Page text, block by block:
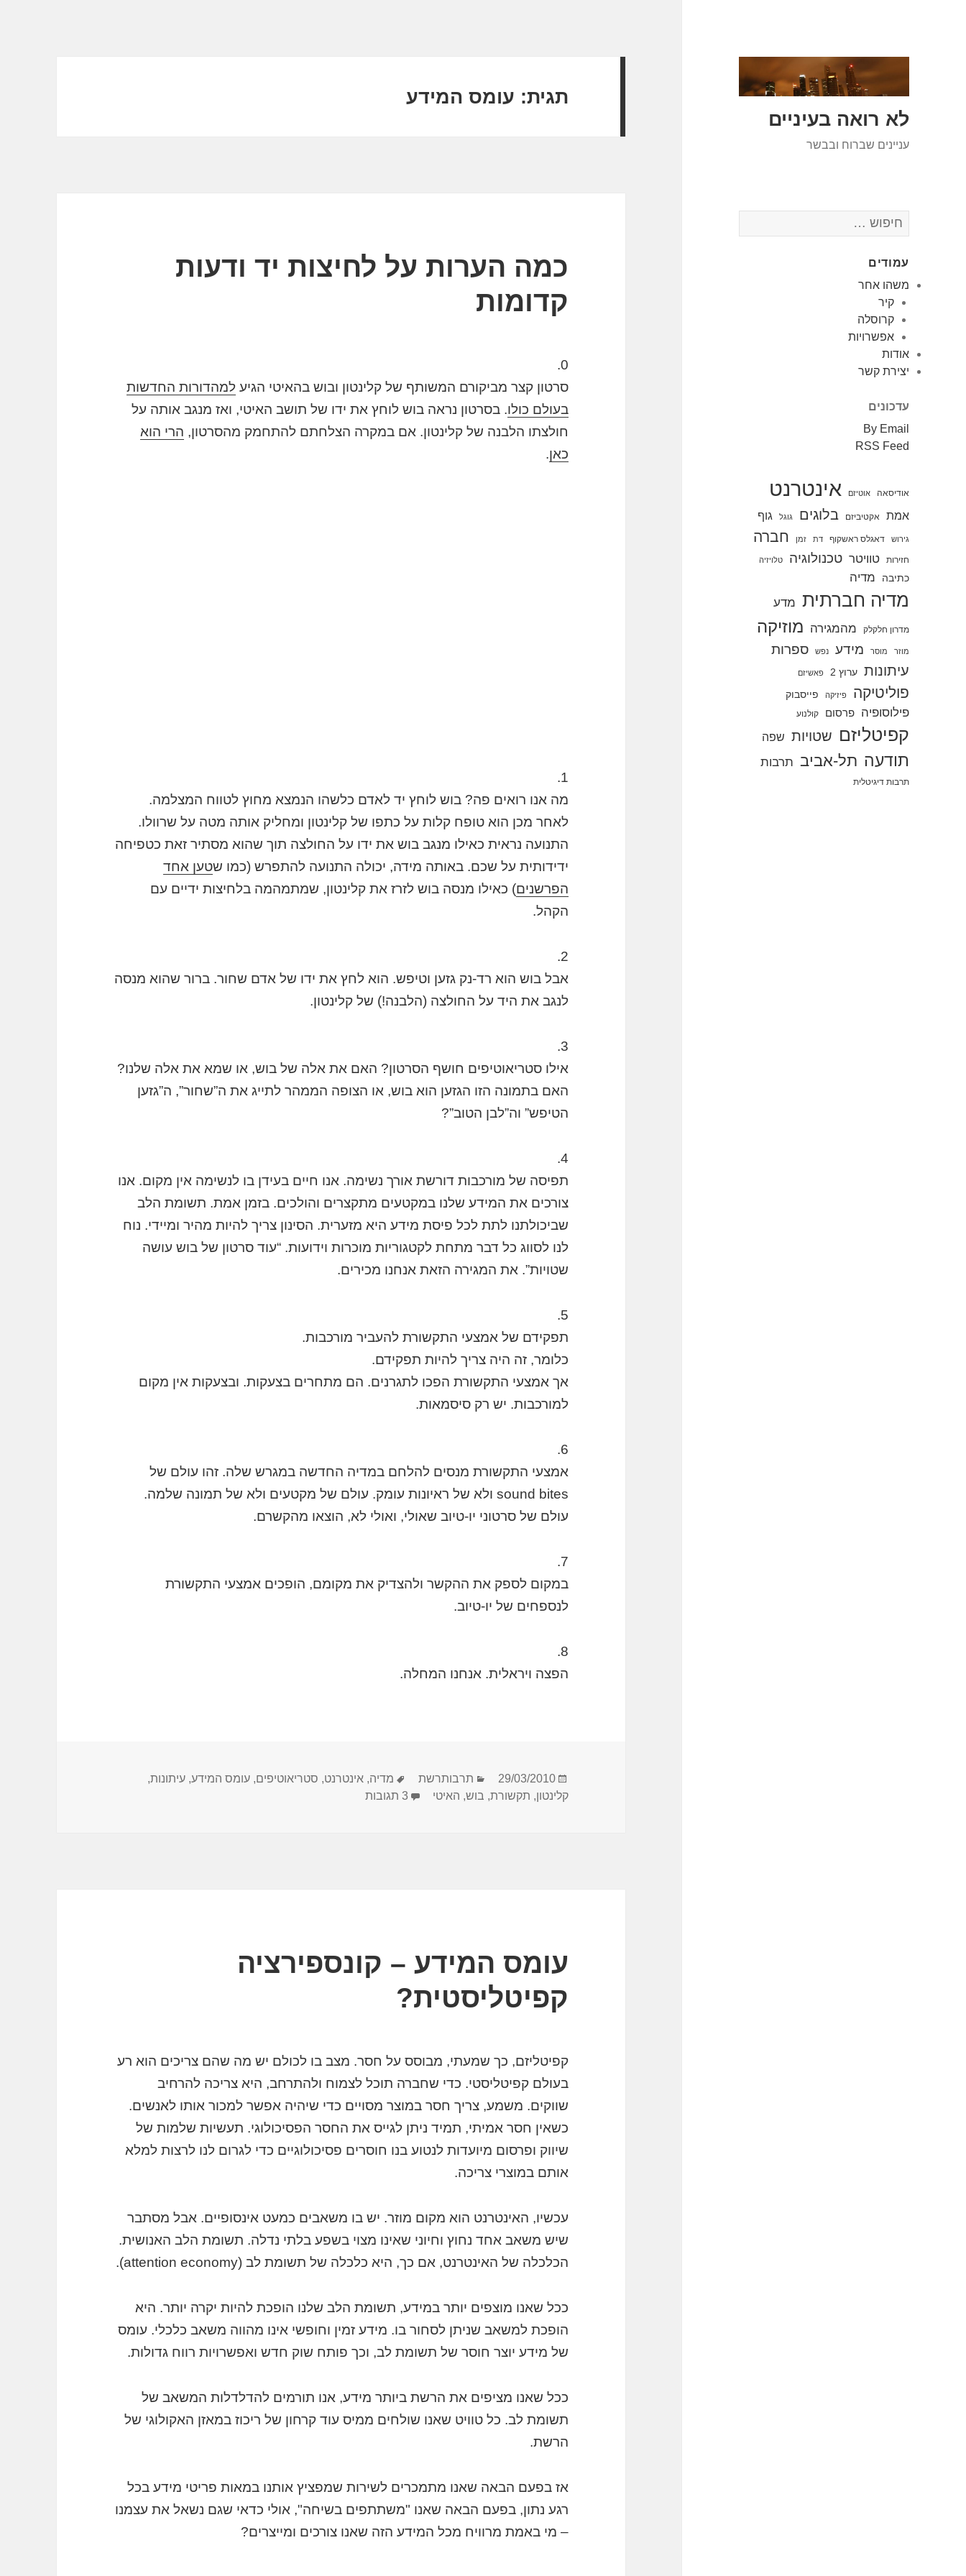
לא רואה בעיניים
עניינים שברוח ובבשר
חיפוש:
עמודים
משהו אחר
קיר
קרוסלה
אפשרויות
אודות
יצירת קשר
עדכונים
By Email
RSS Feed
אודיסאה אוטיזם אינטרנט
אמת אקטיביזם בלוגים גוגל גוף
גירוש דאגלס ראשקוף דת זמן חברה
חזירות טוויטר טכנולוגיה טלויזיה
כתיבה מדיה
מדיה חברתית מדע
מדרון חלקלק מהמגירה מוזיקה
מוזר מוסר מידע נפש
ספרות
עיתונות ערוץ 2 פאשיזם
פוליטיקה פיזיקה פייסבוק
פילוסופיה פרסום קולנוע
קפיטליזם שטויות שפה
תודעה תל-אביב תרבות
תרבות דיגיטלית
תגית: עומס המידע
כמה הערות על לחיצות יד ודעות
קדומות
0.
סרטון קצר מביקורם המשותף של קלינטון ובוש בהאיטי הגיע למהדורות החדשות
בעולם כולו. בסרטון נראה בוש לוחץ את ידו של תושב האיטי, ואז מנגב אותה על
חולצתו הלבנה של קלינטון. אם במקרה הצלחתם להתחמק מהסרטון, הרי הוא
כאן.
1.
מה אנו רואים פה? בוש לוחץ יד לאדם כלשהו הנמצא מחוץ לטווח המצלמה.
לאחר מכן הוא טופח קלות על כתפו של קלינטון ומחליק אותה מטה על שרוולו.
התנועה נראית כאילו מנגב בוש את ידו על החולצה תוך שהוא מסתיר זאת כטפיחה
ידידותית על שכם. באותה מידה, יכולה התנועה להתפרש (כמו שטען אחד
הפרשנים) כאילו מנסה בוש לזרז את קלינטון, שמתמהמה בלחיצות ידיים עם
הקהל.
2.
אבל בוש הוא רד-נק גזען וטיפש. הוא לחץ את ידו של אדם שחור. ברור שהוא מנסה
לנגב את היד על החולצה (הלבנה!) של קלינטון.
3.
אילו סטריאוטיפים חושף הסרטון? האם את אלה של בוש, או שמא את אלה שלנו?
האם בתמונה הזו הגזען הוא בוש, או הצופה הממהר לתייג את ה”שחור”, ה”גזען
הטיפש” וה”לבן הטוב”?
4.
תפיסה של מורכבות דורשת אורך נשימה. אנו חיים בעידן בו לנשימה אין מקום. אנו
צורכים את המידע שלנו במקטעים מתקצרים והולכים. בזמן אמת. תשומת הלב
שביכולתנו לתת לכל פיסת מידע היא מזערית. הסינון צריך להיות מהיר ומיידי. נוח
לנו לסווג כל דבר מתחת לקטגוריות מוכרות וידועות. “עוד סרטון של בוש עושה
שטויות”. את המגירה הזאת אנחנו מכירים.
5.
תפקידם של אמצעי התקשורת להעביר מורכבות.
כלומר, זה היה צריך להיות תפקידם.
אך אמצעי התקשורת הפכו לתגרנים. הם מתחרים בצעקות. ובצעקות אין מקום
למורכבות. יש רק סיסמאות.
6.
אמצעי התקשורת מנסים להלחם במדיה החדשה במגרש שלה. זהו עולם של
sound bites ולא של ראיונות עומק. עולם של מקטעים ולא של תמונה שלמה.
עולם של סרטוני יו-טיוב שאולי, ואולי לא, הוצאו מהקשרם.
7.
במקום לספק את ההקשר ולהצדיק את מקומם, הופכים אמצעי התקשורת
לנספחים של יו-טיוב.
8.
הפצה ויראלית. אנחנו המחלה.
פורסם
בתאריך
29/03/2010 קטגוריות
תרבותרשת תגיות
מדיה,אינטרנט, סטריאוטיפים,עומס המידע,עיתונות,
קלינטון, תקשורת, בוש, האיטי 3 תגובות על כמה הערות על לחיצות יד ודעות קדומות
עומס המידע – קונספירציה
קפיטליסטית?
קפיטליזם, כך שמעתי, מבוסס על חסר. מצב בו לכולם יש מה שהם צריכים הוא רע
בעולם קפיטליסטי. כדי שחברה תוכל לצמוח ולהתרחב, היא צריכה להרחיב
שווקים. משמע, צריך חסר במוצר מסויים כדי שיהיה אפשר למכור אותו לאנשים.
כשאין חסר אמיתי, תמיד ניתן לגייס את החסר הפסיכולוגי. תעשיות שלמות של
שיווק ופרסום מיועדות לנטוע בנו חוסרים פסיכולוגיים כדי לגרום לנו לרצות למלא
אותם במוצרי צריכה.
עכשיו, האינטרנט הוא מקום מוזר. יש בו משאבים כמעט אינסופיים. אבל מסתבר
שיש משאב אחד נחוץ וחיוני שאינו מצוי בשפע בלתי נדלה. תשומת הלב האנושית.
הכלכלה של האינטרנט, אם כך, היא כלכלה של תשומת לב (attention economy).
ככל שאנו מוצפים יותר במידע, תשומת הלב שלנו הופכת להיות יקרה יותר. היא
הופכת למשאב שניתן לסחור בו. מידע זמין וחופשי אינו מהווה משאב כלכלי. עומס
של מידע יוצר חוסר של תשומת לב, וכך פותח שוק חדש ואפשרויות רווח גדולות.
ככל שאנו מציפים את הרשת ביותר מידע, אנו תורמים להדלדלות המשאב של
תשומת לב. כל טוויט שאנו שולחים ממיס עוד קרחון של ריכוז במאזן האקולוגי של
הרשת.
אז בפעם הבאה שאנו מתמכרים לשירות שמפציץ אותנו במאות פריטי מידע בכל
רגע נתון, בפעם הבאה שאנו "משתתפים בשיחה", אולי כדאי שגם נשאל את עצמנו
– מי באמת מרוויח מכל המידע הזה שאנו צורכים ומייצרים?